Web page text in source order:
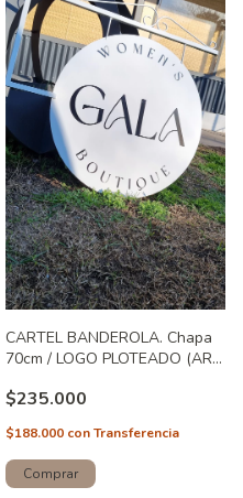
CARTEL BANDEROLA. Chapa
70cm / LOGO PLOTEADO (ART.
$235.000
$188.000 conTransferencia